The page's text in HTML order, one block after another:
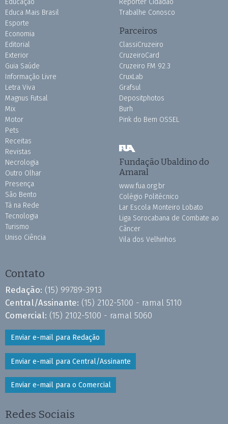
Educação
Educa Mais Brasil
Esporte
Economia
Editorial
Exterior
Guia Saúde
Informação Livre
Letra Viva
Magnus Futsal
Mix
Motor
Pets
Receitas
Revistas
Necrologia
Outro Olhar
Presença
São Bento
Tá na Rede
Tecnologia
Turismo
Uniso Ciência
Repórter Cidadão
Trabalhe Conosco
Parceiros
ClassiCruzeiro
CruzeiroCard
Cruzeiro FM 92.3
CruxLab
Grafsul
Depositphotos
Burh
Pink do Bem OSSEL
Fundação Ubaldino do
Amaral
www.fua.org.br
Colégio Politécnico
Lar Escola Monteiro Lobato
Liga Sorocabana de Combate ao
Câncer
Vila dos Velhinhos
Contato
Redação: (15) 99789-3913
Central/Assinante: (15) 2102-5100 - ramal 5110
Comercial: (15) 2102-5100 - ramal 5060
Enviar e-mail para Redação
Enviar e-mail para Central/Assinante
Enviar e-mail para o Comercial
Redes Sociais